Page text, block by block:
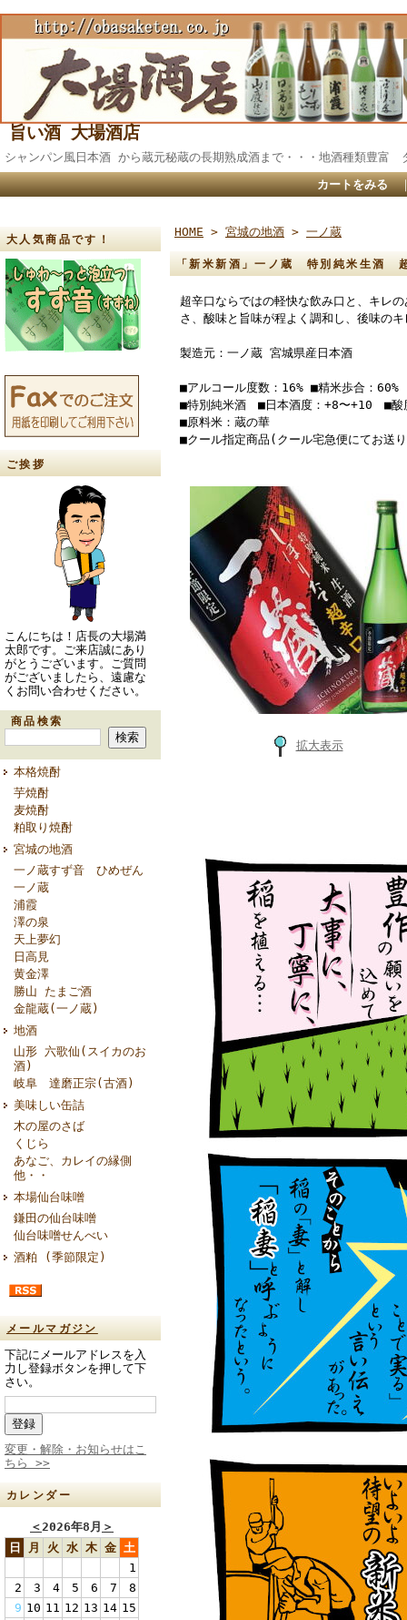
旨い酒 大場酒店
シャンパン風日本酒 から蔵元秘蔵の長期熟成酒まで・・・地酒種
カートをみる
大人気商品です！
ご挨拶
こんにちは！店長の大場満
太郎です。ご来店誠にあり
がとうございます。ご質問
がございましたら、遠慮な
くお問い合わせください。
商品検索
本格焼酎
芋焼酎
麦焼酎
粕取り焼酎
宮城の地酒
一ノ蔵すず音 ひめぜん
一ノ蔵
浦霞
澤の泉
天上夢幻
日高見
黄金澤
勝山 たまご酒
金龍蔵(一ノ蔵)
地酒
山形 六歌仙(スイカのお
酒)
岐阜 達磨正宗(古酒)
美味しい缶詰
木の屋のさば
くじら
あなご、カレイの縁側
他・・
本場仙台味噌
鎌田の仙台味噌
仙台味噌せんべい
酒粕 (季節限定)
メールマガジン
下記にメールアドレスを入
力し登録ボタンを押して下
さい。
変更・解除・お知らせはこ
ちら >>
カレンダー
＜2026年8月 ＞
日
月 火 水 木 金 土
1
2
3 4 5 6 7
8
9 10 11 12 13 14 15
HOME > 宮城の地酒 > 一ノ蔵
「新米新酒」一ノ蔵 特別純米生
超辛口ならではの軽快な飲み口と、キレ
さ、酸味と旨味が程よく調和し、後味の
製造元：一ノ蔵 宮城県産日本酒
■アルコール度数：16% ■精米歩合：60%
■特別純米酒 ■日本酒度：+8〜+10 ■
■原料米：蔵の華
■クール指定商品(クール宅急便にてお送
拡大表示